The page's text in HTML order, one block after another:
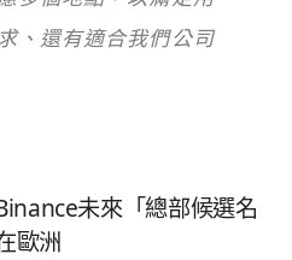
、還有適合我們公司
未來「總部候選名
歐洲